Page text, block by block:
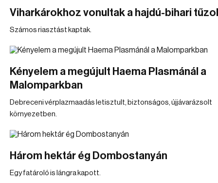
Viharkárokhoz vonultak a hajdú-bihari
Számos riasztást kaptak.
Kényelem a megújult Haema Plasmánál a
Malomparkban
Debreceni vérplazmaadás letisztult, biztonságos, újjávarázsolt
környezetben.
Három hektár ég Dombostanyán
Egy fatároló is lángra kapott.